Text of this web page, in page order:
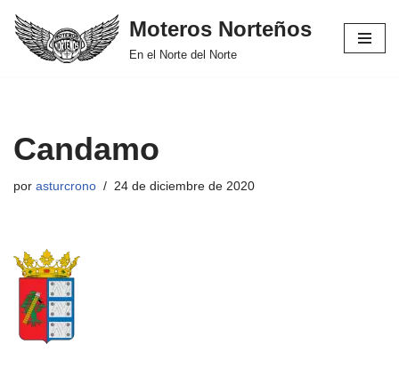
Saltar
Moteros Norteños
En el Norte del Norte
Candamo
por asturcrono 24 de diciembre de 2020